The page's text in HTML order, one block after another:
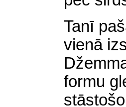
Tanī
vienā
formu